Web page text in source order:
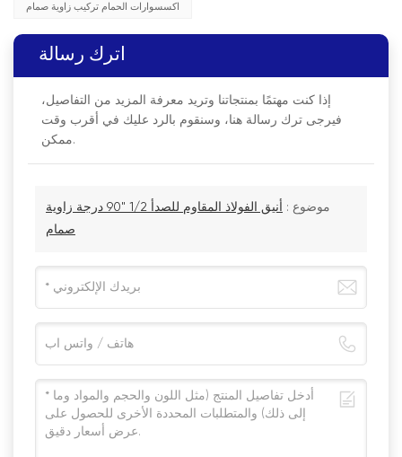
اكسسوارات الحمام تركيب زاوية صمام
اترك رسالة
إذا كنت مهتمًا بمنتجاتنا وتريد معرفة المزيد من التفاصيل،
فيرجى ترك رسالة هنا، وسنقوم بالرد عليك في أقرب وقت
ممكن.
موضوع :
أنيق الفولاذ المقاوم للصدأ 1/2 "90 درجة زاوية
صمام